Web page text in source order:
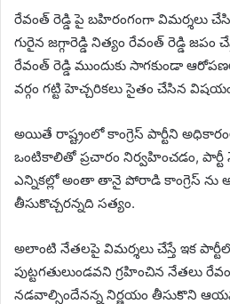
రేవంత్ రెడ్డి పై బహిరంగంగా విమర్శలు చేసి
గురైన జగ్గారెడ్డి నిత్యం రేవంత్ రెడ్డి జపం
రేవంత్ రెడ్డి ముందుకు సాగకుండా
వర్గం గట్టి హెచ్చరికలు సైతం చేసిన
అయితే రాష్ట్రంలో కాంగ్రెస్ పార్టీని
ఒంటికాలితో ప్రచారం నిర్వహించడం, పార్టీ
ఎన్నికల్లో అంతా తానై పోరాడి కాంగ్రెస్ ను
తీసుకొచ్చరన్నది సత్యం.
అలాంటి నేతలపై విమర్శలు చేస్తే ఇక
పుట్టగతులుండవని గ్రహించిన నేతలు
నడవాల్సిందేనన్న నిర్ణయం తీసుకొని